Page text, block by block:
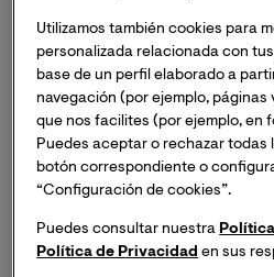
pasado por alto.
¿Qué es la
La demencia es una
deterioro del funcionamiento
persona tiene demencia
memoria, atención, lenguaje,
Utilizamos también cookies para
personalizada relacionada con
base de un perfil elaborado a
navegación (por ejemplo,
que nos facilites (por ejemplo, en
Puedes aceptar o rechazar todas
botón correspondiente o
“Configuración de cookies”.
Puedes consultar nuestra
Política de Privacidad en sus